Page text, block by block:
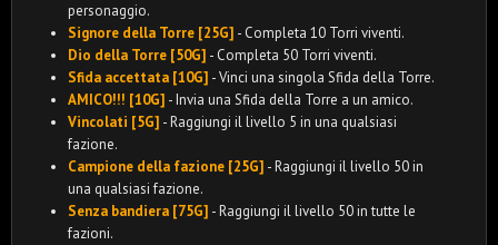
personaggio.
Signore della Torre [25G] - Completa 10 Torri viventi.
Dio della Torre [50G] - Completa 50 Torri viventi.
Sfida accettata [10G] - Vinci una singola Sfida della Torre.
AMICO!!! [10G] - Invia una Sfida della Torre a un amico.
Vincolati [5G] - Raggiungi il livello 5 in una qualsiasi
fazione.
Campione della fazione [25G] - Raggiungi il livello 50 in
una qualsiasi fazione.
Senza bandiera [75G] - Raggiungi il livello 50 in tutte le
fazioni.